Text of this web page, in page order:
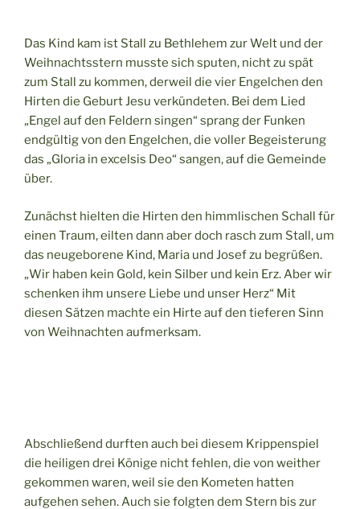
Das Kind kam ist Stall zu Bethlehem zur Welt und der
Weihnachtsstern musste sich sputen, nicht zu spät
zum Stall zu kommen, derweil die vier Engelchen den
Hirten die Geburt Jesu verkündeten. Bei dem Lied
„Engel auf den Feldern singen“ sprang der Funken
endgültig von den Engelchen, die voller Begeisterung
das „Gloria in excelsis Deo“ sangen, auf die Gemeinde
über.
Zunächst hielten die Hirten den himmlischen Schall für
einen Traum, eilten dann aber doch rasch zum Stall, um
das neugeborene Kind, Maria und Josef zu begrüßen.
„Wir haben kein Gold, kein Silber und kein Erz. Aber wir
schenken ihm unsere Liebe und unser Herz“ Mit
diesen Sätzen machte ein Hirte auf den tieferen Sinn
von Weihnachten aufmerksam.
Abschließend durften auch bei diesem Krippenspiel
die heiligen drei Könige nicht fehlen, die von weither
gekommen waren, weil sie den Kometen hatten
aufgehen sehen. Auch sie folgten dem Stern bis zur